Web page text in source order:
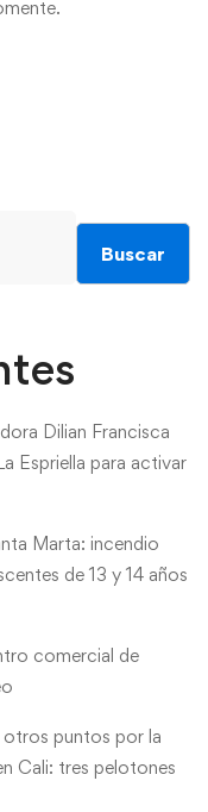
Buscar
Dilian Francisca
Espriella para activar
Marta: incendio
de 13 y 14 años
comercial de
otros puntos por la
Cali: tres pelotones